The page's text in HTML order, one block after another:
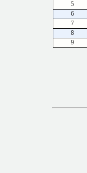
5
6
7
8
9